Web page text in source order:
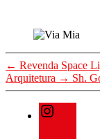
← Revenda Space
Arquitetura → Sh.